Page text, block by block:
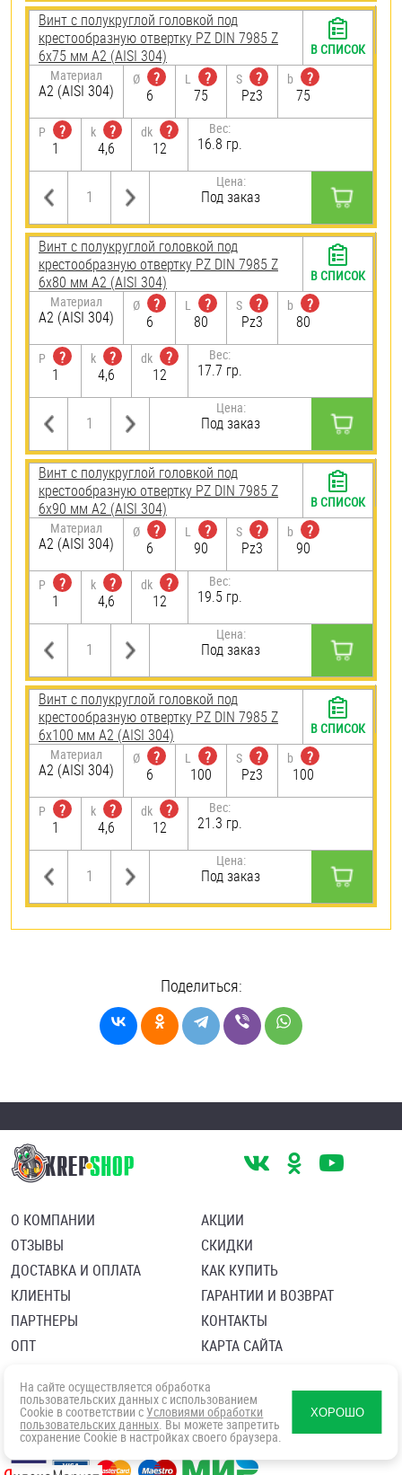
Винт с полукруглой головкой под
крестообразную отвертку PZ DIN 7985 Z
6х75 мм А2 (AISI 304)
Материал
А2 (AISI 304)
Ø
?
6
L
?
75
S
?
Pz3
b
?
75
P
?
1
k
?
4,6
dk
?
12
Вес:
16.8 гр.
Цена:
Под заказ
В СПИСОК
Винт с полукруглой головкой под
крестообразную отвертку PZ DIN 7985 Z
6х80 мм А2 (AISI 304)
Материал
А2 (AISI 304)
Ø
?
6
L
?
80
S
?
Pz3
b
?
80
P
?
1
k
?
4,6
dk
?
12
Вес:
17.7 гр.
Цена:
Под заказ
В СПИСОК
Винт с полукруглой головкой под
крестообразную отвертку PZ DIN 7985 Z
6х90 мм А2 (AISI 304)
Материал
А2 (AISI 304)
Ø
?
6
L
?
90
S
?
Pz3
b
?
90
P
?
1
k
?
4,6
dk
?
12
Вес:
19.5 гр.
Цена:
Под заказ
В СПИСОК
Винт с полукруглой головкой под
крестообразную отвертку PZ DIN 7985 Z
6х100 мм А2 (AISI 304)
Материал
А2 (AISI 304)
Ø
?
6
L
?
100
S
?
Pz3
b
?
100
P
?
1
k
?
4,6
dk
?
12
Вес:
21.3 гр.
Цена:
Под заказ
В СПИСОК
Поделиться:
О КОМПАНИИ
ОТЗЫВЫ
ДОСТАВКА И ОПЛАТА
КЛИЕНТЫ
ПАРТНЕРЫ
ОПТ
АКЦИИ
СКИДКИ
КАК КУПИТЬ
ГАРАНТИИ И ВОЗВРАТ
КОНТАКТЫ
КАРТА САЙТА
Политика в отношении обработки персональных данных
Согласие посетителя сайта на обработку персональных данны
На сайте осуществляется обработка
пользовательских данных с использованием
Cookie в соответствии с Условиями обработки
пользовательских данных. Вы можете запретить
сохранение Cookie в настройках своего браузера.
ХОРОШО